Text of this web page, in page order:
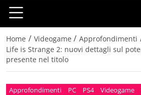
Home / Videogame / Approfondimenti
Life is Strange 2: nuovi dettagli sul
presente nel titolo
Approfondimenti PC PS4 Videogame